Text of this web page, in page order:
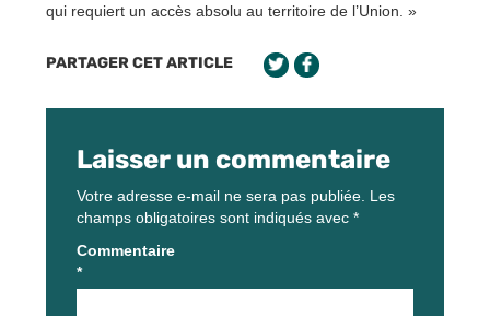
qui requiert un accès absolu au territoire de l’Union. »
PARTAGER CET ARTICLE
Laisser un commentaire
Votre adresse e-mail ne sera pas publiée. Les
champs obligatoires sont indiqués avec *
Commentaire
*